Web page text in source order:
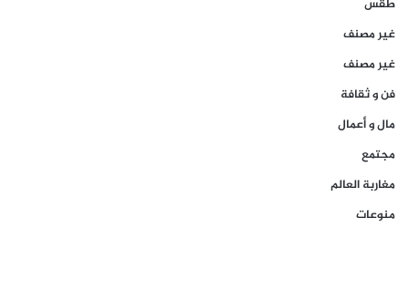
طقس
غير مصنف
غير مصنف
فن و ثقافة
مال و أعمال
مجتمع
مغاربة العالم
منوعات